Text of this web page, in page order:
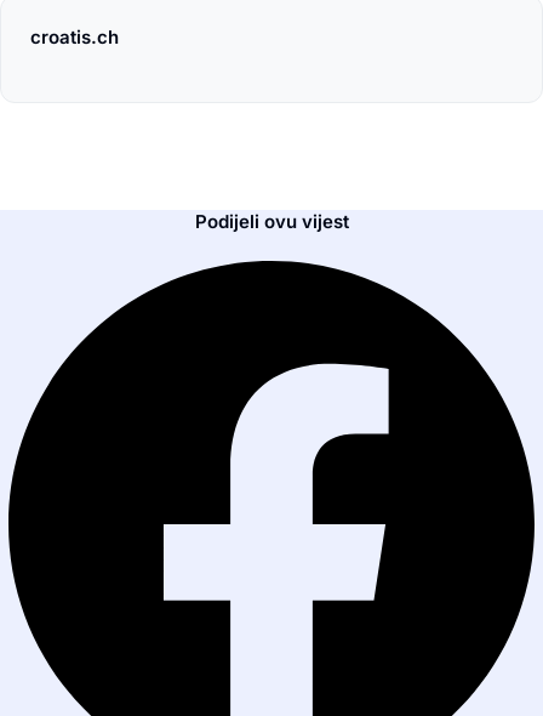
croatis.ch
Podijeli ovu vijest